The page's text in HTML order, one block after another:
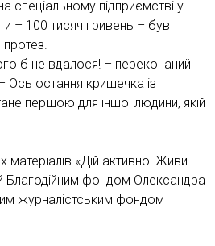
спеціальному підприємстві у
– 100 тисяч гривень – був
протез.
б не вдалося! – переконаний
остання кришечка із
першою для іншої людини, якій
матеріалів «Дій активно! Живи
Благодійним фондом Олександра
журналістським фондом